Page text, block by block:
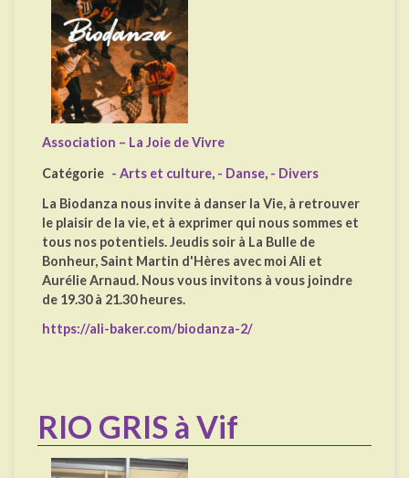
Association – La Joie de Vivre
Catégorie - Arts et culture, - Danse, - Divers
La Biodanza nous invite à danser la Vie, à retrouver
le plaisir de la vie, et à exprimer qui nous sommes et
tous nos potentiels. Jeudis soir à La Bulle de
Bonheur, Saint Martin d'Hères avec moi Ali et
Aurélie Arnaud. Nous vous invitons à vous joindre
de 19.30 à 21.30 heures.
https://ali-baker.com/biodanza-2/
RIO GRIS à Vif